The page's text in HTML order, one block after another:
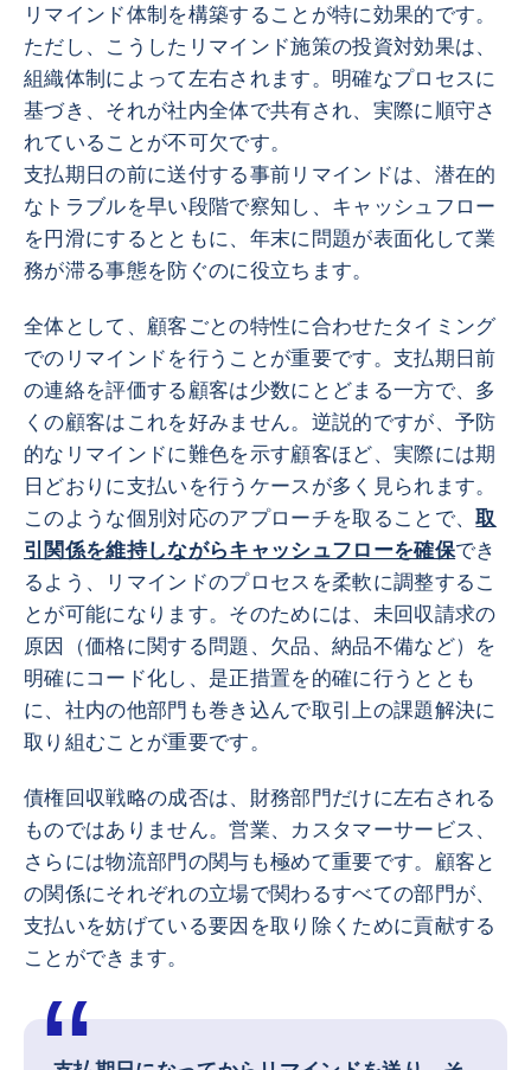
リマインド体制を構築することが特に効果的です。
ただし、こうしたリマインド施策の投資対効果は、
組織体制によって左右されます。明確なプロセスに
基づき、それが社内全体で共有され、実際に順守さ
れていることが不可欠です。
支払期日の前に送付する事前リマインドは、潜在的
なトラブルを早い段階で察知し、キャッシュフロー
を円滑にするとともに、年末に問題が表面化して業
務が滞る事態を防ぐのに役立ちます。
全体として、顧客ごとの特性に合わせたタイミング
でのリマインドを行うことが重要です。支払期日前
の連絡を評価する顧客は少数にとどまる一方で、多
くの顧客はこれを好みません。逆説的ですが、予防
的なリマインドに難色を示す顧客ほど、実際には期
日どおりに支払いを行うケースが多く見られます。
このような個別対応のアプローチを取ることで、取
引関係を維持しながらキャッシュフローを確保でき
るよう、リマインドのプロセスを柔軟に調整するこ
とが可能になります。そのためには、未回収請求の
原因（価格に関する問題、欠品、納品不備など）を
明確にコード化し、是正措置を的確に行うととも
に、社内の他部門も巻き込んで取引上の課題解決に
取り組むことが重要です。
債権回収戦略の成否は、財務部門だけに左右される
ものではありません。営業、カスタマーサービス、
さらには物流部門の関与も極めて重要です。顧客と
の関係にそれぞれの立場で関わるすべての部門が、
支払いを妨げている要因を取り除くために貢献する
ことができます。